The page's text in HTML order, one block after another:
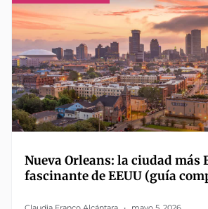
Nueva Orleans: la ciudad más
fascinante de EEUU (guía